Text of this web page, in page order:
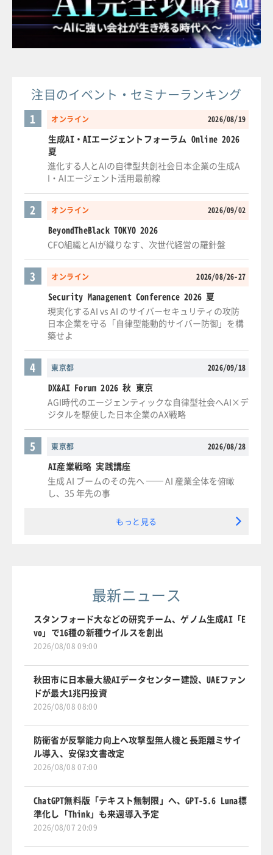
注目のイベント・セミナーランキング
オンライン 2026/08/19
1
生成AI・AIエージェントフォーラム Online 2026
夏
進化する人とAIの自律型共創社会日本企業の生成A
I・AIエージェント活用最前線
オンライン 2026/09/02
2
BeyondTheBlack TOKYO 2026
CFO組織とAIが織りなす、次世代経営の羅針盤
オンライン 2026/08/26-27
3
Security Management Conference 2026 夏
現実化するAI vs AI のサイバーセキュリティの攻防
日本企業を守る「自律型能動的サイバー防御」を構
築せよ
東京都 2026/09/18
4
DX&AI Forum 2026 秋 東京
AGI時代のエージェンティックな自律型社会へAI×デ
ジタルを駆使した日本企業のAX戦略
東京都 2026/08/28
5
AI産業戦略 実践講座
生成 AI ブームのその先へ ── AI 産業全体を俯瞰
し、35 年先の事
もっと見る
最新ニュース
スタンフォード大などの研究チーム、ゲノム生成AI「E
vo」で16種の新種ウイルスを創出
2026/08/08 09:00
秋田市に日本最大級AIデータセンター建設、UAEファン
ドが最大1兆円投資
2026/08/08 08:00
防衛省が反撃能力向上へ攻撃型無人機と長距離ミサイ
ル導入、安保3文書改定
2026/08/08 07:00
ChatGPT無料版「テキスト無制限」へ、GPT-5.6 Luna標
準化し「Think」も来週導入予定
2026/08/07 20:09